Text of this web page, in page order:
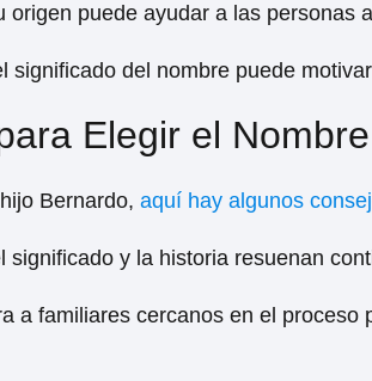
origen puede ayudar a las personas
significado del nombre puede
Elegir el
Bernardo, aquí hay algunos
significado y la historia resuenan
a familiares cercanos en el proceso